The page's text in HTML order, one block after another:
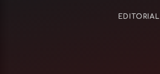
EDITORIAL